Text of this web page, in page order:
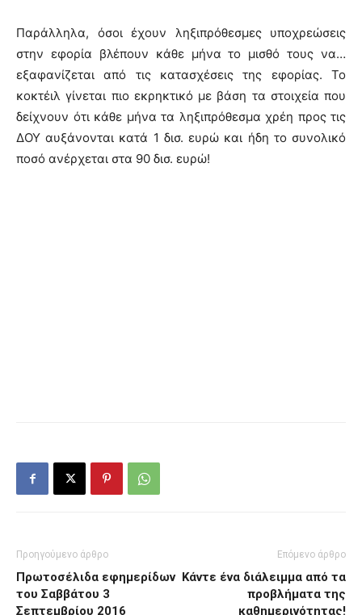
Παράλληλα, όσοι έχουν ληξιπρόθεσμες υποχρεώσεις
στην εφορία βλέπουν κάθε μήνα το μισθό τους να…
εξαφανίζεται από τις κατασχέσεις της εφορίας. Το
κοκτέιλ γίνεται πιο εκρηκτικό με βάση τα στοιχεία που
δείχνουν ότι κάθε μήνα τα ληξιπρόθεσμα χρέη προς τις
ΔΟΥ αυξάνονται κατά 1 δισ. ευρώ και ήδη το συνολικό
ποσό ανέρχεται στα 90 δισ. ευρώ!
Προηγούμενο άρθρο
Πρωτοσέλιδα εφημερίδων
του Σαββάτου 3
Σεπτεμβρίου 2016
Επόμενο άρθρο
Κάντε ένα διάλειμμα από τα
προβλήματα της
καθημερινότητας!